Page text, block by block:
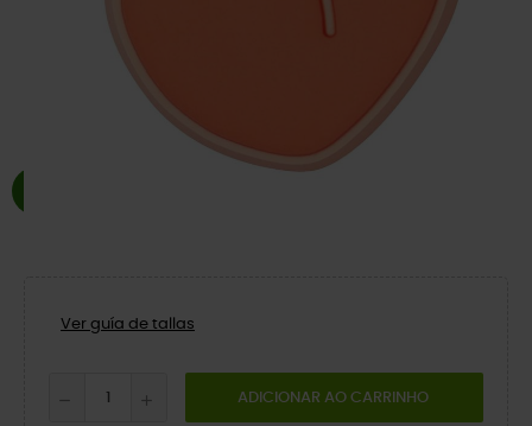
Ver guía de tallas
ADICIONAR AO CARRINHO